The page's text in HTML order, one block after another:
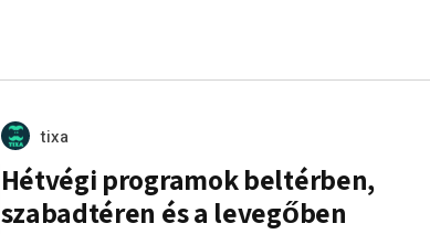
tixa
Hétvégi programok beltérben,
szabadtéren és a levegőben